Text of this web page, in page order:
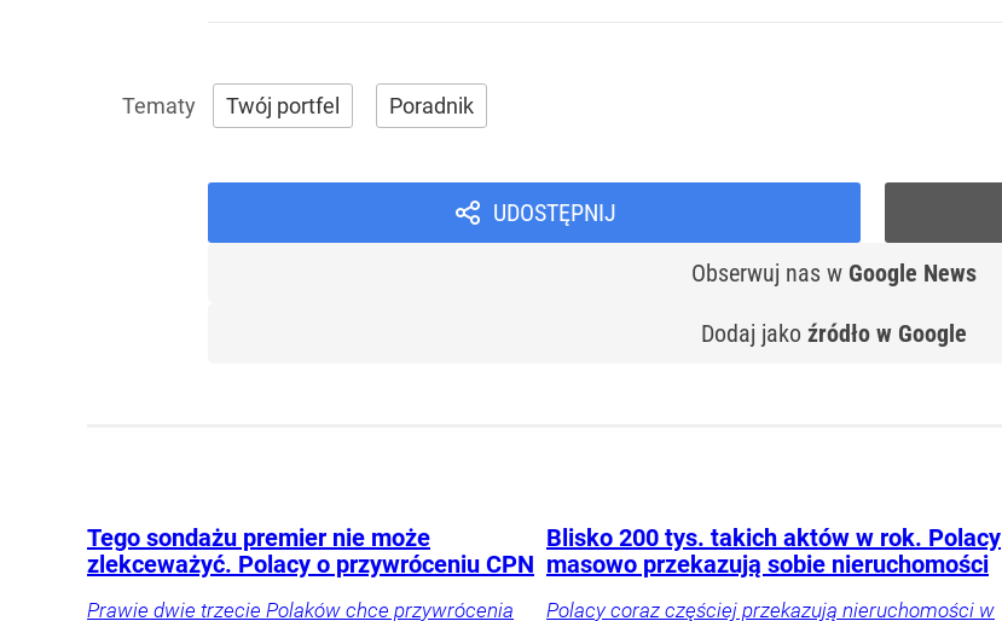
Twój portfel Poradnik
UDOSTĘPNIJ
Obserwuj nas w Google News
Dodaj jako źródło w Google
Tego sondażu premier nie może
zlekceważyć. Polacy o przywróceniu CPN
Prawie dwie trzecie Polaków chce przywrócenia
Blisko 200 tys. takich aktów w rok. Polacy
masowo przekazują sobie nieruchomości
Polacy coraz częściej przekazują nieruchomości w